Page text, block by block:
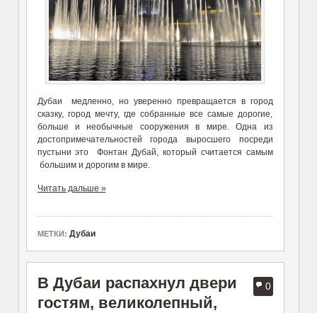
Дубаи медленно, но уверенно превращается в город
сказку, город мечту, где собранные все самые дорогие,
больше и необычные сооружения в мире. Одна из
достопримечательностей города выросшего посреди
пустыни это Фонтан Дубай, который считается самым
большим и дорогим в мире.
Читать дальше »
МЕТКИ: Дубаи
0
В Дубаи распахнул двери
гостям, великолепный,